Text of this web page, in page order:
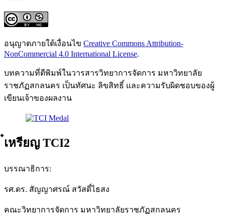
อนุญาตภายใต้เงื่อนไข Creative Commons Attribution-
NonCommercial 4.0 International License.
บทความที่ตีพิมพ์ในวารสารวิทยาการจัดการ มหาวิทยาลัย
ราชภัฏสกลนคร เป็นทัศนะ ลิขสิทธิ์ และความรับผิดชอบของผู้
เขียนเจ้าของผลงาน
๋เหรียญ TCI2
บรรณาธิการ:
รศ.ดร. สัญญาศรณ์ สวัสดิ์ไธสง
คณะวิทยาการจัดการ มหาวิทยาลัยราชภัฏสกลนคร